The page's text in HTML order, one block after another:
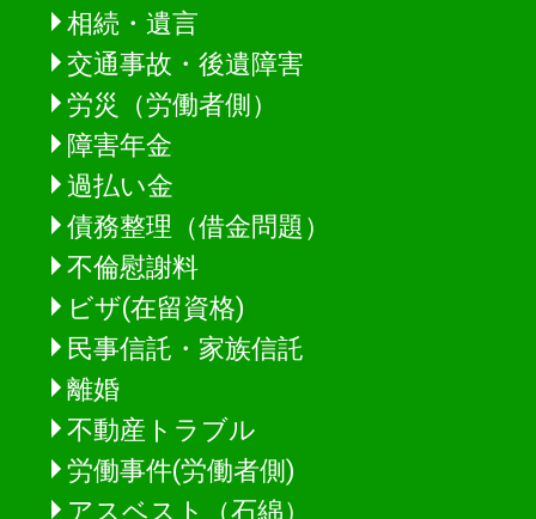
相続・遺言
交通事故・後遺障害
労災（労働者側）
障害年金
過払い金
債務整理（借金問題）
不倫慰謝料
ビザ(在留資格)
民事信託・家族信託
離婚
不動産トラブル
労働事件(労働者側)
アスベスト（石綿）